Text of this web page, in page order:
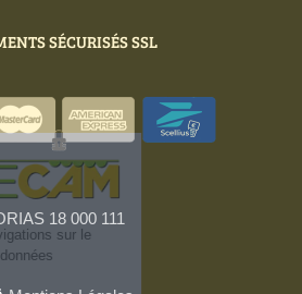
SÉCURISÉS SSL
18 000 111